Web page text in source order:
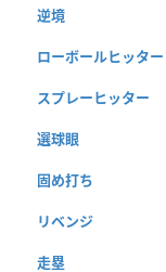
逆境
ローボールヒッター
スプレーヒッター
選球眼
固め打ち
リベンジ
走塁